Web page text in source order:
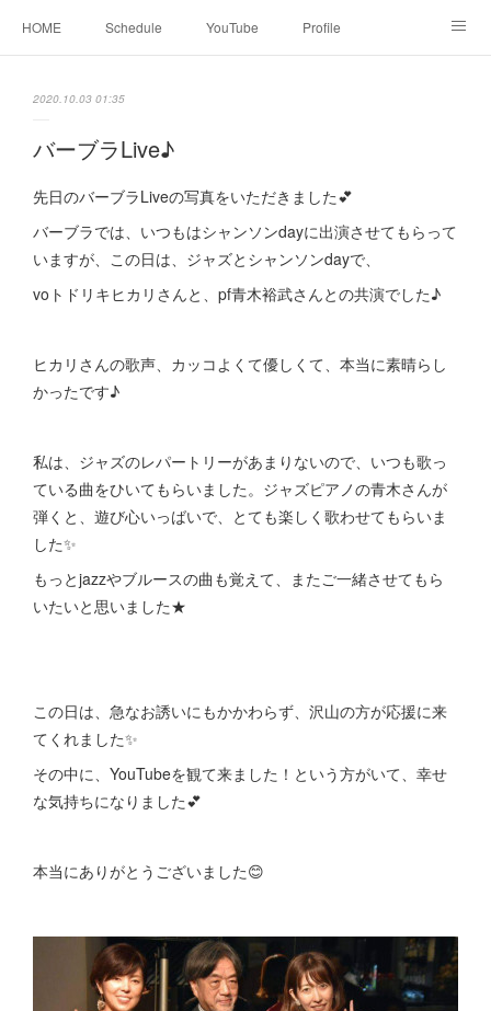
HOME Schedule YouTube Profile
2020.10.03 01:35
バーブラLive♪
先日のバーブラLiveの写真をいただきました💕
バーブラでは、いつもはシャンソンdayに出演させてもらって
いますが、この日は、ジャズとシャンソンdayで、
voトドリキヒカリさんと、pf青木裕武さんとの共演でした♪
ヒカリさんの歌声、カッコよくて優しくて、本当に素晴らし
かったです♪
私は、ジャズのレパートリーがあまりないので、いつも歌っ
ている曲をひいてもらいました。ジャズピアノの青木さんが
弾くと、遊び心いっばいで、とても楽しく歌わせてもらいま
した✨
もっとjazzやブルースの曲も覚えて、またご一緒させてもら
いたいと思いました★
この日は、急なお誘いにもかかわらず、沢山の方が応援に来
てくれました✨
その中に、YouTubeを観て来ました！という方がいて、幸せ
な気持ちになりました💕
本当にありがとうございました😊